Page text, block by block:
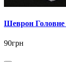
Шеврон Головне
90грн